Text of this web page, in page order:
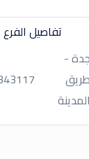
تفاصيل الفرع
جدة -
طريق
المدينة